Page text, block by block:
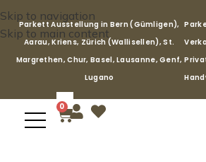
Skip to navigation
Skip to main content
Parkett Ausstellung in Bern (Gümligen),
Aarau, Kriens, Zürich (Wallisellen), St.
Margrethen, Chur, Basel, Lausanne, Genf,
Lugano
0